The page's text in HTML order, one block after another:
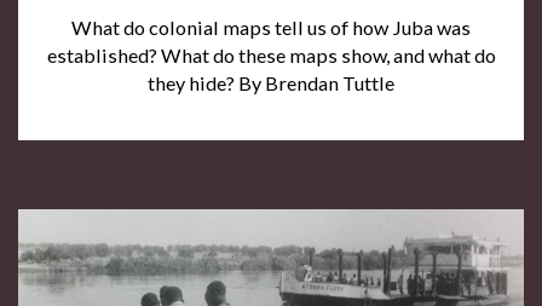
What do colonial maps tell us of how Juba was
established? What do these maps show, and what do
they hide? By Brendan Tuttle